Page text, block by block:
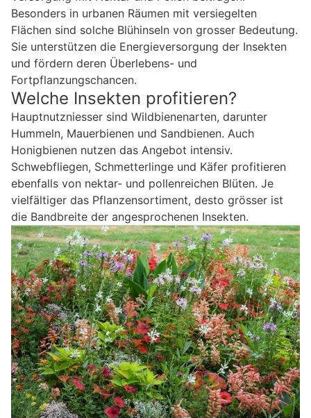
Besonders in urbanen Räumen mit versiegelten
Flächen sind solche Blühinseln von grosser Bedeutung.
Sie unterstützen die Energieversorgung der Insekten
und fördern deren Überlebens- und
Fortpflanzungschancen.
Welche Insekten profitieren?
Hauptnutzniesser sind Wildbienenarten, darunter
Hummeln, Mauerbienen und Sandbienen. Auch
Honigbienen nutzen das Angebot intensiv.
Schwebfliegen, Schmetterlinge und Käfer profitieren
ebenfalls von nektar- und pollenreichen Blüten. Je
vielfältiger das Pflanzensortiment, desto grösser ist
die Bandbreite der angesprochenen Insekten.